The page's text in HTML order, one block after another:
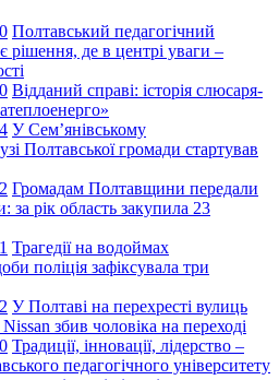
0 Полтавський педагогічний
рішення, де в центрі уваги –
0 Відданий справі: історія слюсаря-
4 У Сем’янівському
Полтавської громади стартував
2 Громадам Полтавщини передали
за рік область закупила 23
1 Трагедії на водоймах
поліція зафіксувала три
2 У Полтаві на перехресті вулиць
збив чоловіка на переході
0 Традиції, інновації, лідерство –
педагогічного університету